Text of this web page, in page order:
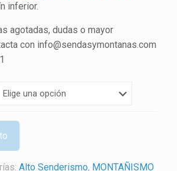
inferior.
agotadas, dudas o mayor
con info@sendasymontanas.com
Alto Senderismo, MONTAÑISMO